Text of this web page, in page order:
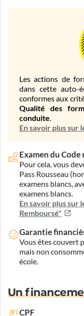
Les actions de
dans cette auto-
conformes aux
Qualité des
conduite.
En savoir plus sur
Examen du
Pour cela, vous
Pass Rousseau
examens blancs,
examens blancs.
En savoir plus sur
Remboursé"
Garantie
Vous êtes couvert
mais non
école.
Un
CPF